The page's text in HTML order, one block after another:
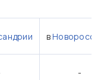
в
-